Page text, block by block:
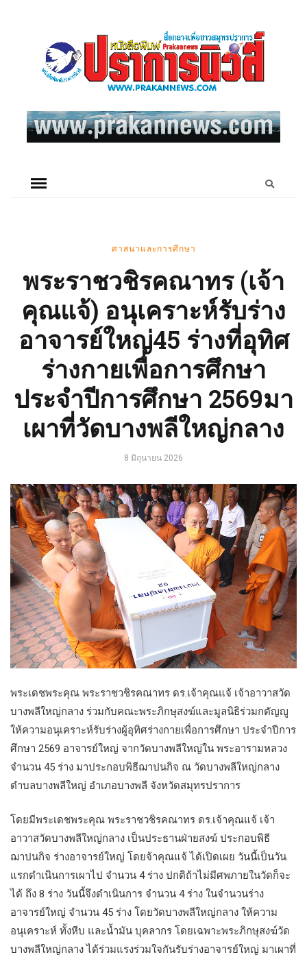
ศาสนาและการศึกษา
พระราชวชิรคณาทร (เจ้า
คุณแจ้) อนุเคราะห์รับร่าง
อาจารย์ใหญ่45 ร่างที่อุทิศ
ร่างกายเพื่อการศึกษา
ประจำปีการศึกษา 2569มา
เผาที่วัดบางพลีใหญ่กลาง
8 มิถุนายน 2026
พระเดชพระคุณ พระราชวชิรคณาทร ดร.เจ้าคุณแจ้ เจ้าอาวาสวัด
บางพลีใหญ่กลาง ร่วมกับคณะพระภิกษุสงฆ์และมูลนิธิร่วมกตัญญู
ให้ความอนุเคราะห์รับร่างผู้อุทิศร่างกายเพื่อการศึกษา ประจำปีการ
ศึกษา 2569 อาจารย์ใหญ่ จากวัดบางพลีใหญ่ใน พระอารามหลวง
จำนวน 45 ร่าง มาประกอบพิธีฌาปนกิจ ณ วัดบางพลีใหญ่กลาง
ตำบลบางพลีใหญ่ อำเภอบางพลี จังหวัดสมุทรปราการ
โดยมีพระเดชพระคุณ พระราชวชิรคณาทร ดร.เจ้าคุณแจ้ เจ้า
อาวาสวัดบางพลีใหญ่กลาง เป็นประธานฝ่ายสงฆ์ ประกอบพิธี
ฌาปนกิจ ร่างอาจารย์ใหญ่ โดยจ้าคุณแจ้ ได้เปิดเผย วันนี้เป็นวัน
แรกดำเนินการเผาไป จำนวน 4 ร่าง ปกติถ้าไม่มีศพภายในวัดก็จะ
ได้ ถึง 8 ร่าง วันนี้จึงดำเนินการ จำนวน 4 ร่าง ในจำนวนร่าง
อาจารย์ใหญ่ จำนวน 45 ร่าง โดยวัดบางพลีใหญ่กลาง ให้ความ
อนุเคราะห์ ทั้งหีบ และน้ำมัน บุคลากร โดยเฉพาะพระภิกษุสงฆ์วัด
บางพลีใหญ่กลาง ได้ร่วมแรงร่วมใจกันรับร่างอาจารย์ใหญ่ มาเผาที่